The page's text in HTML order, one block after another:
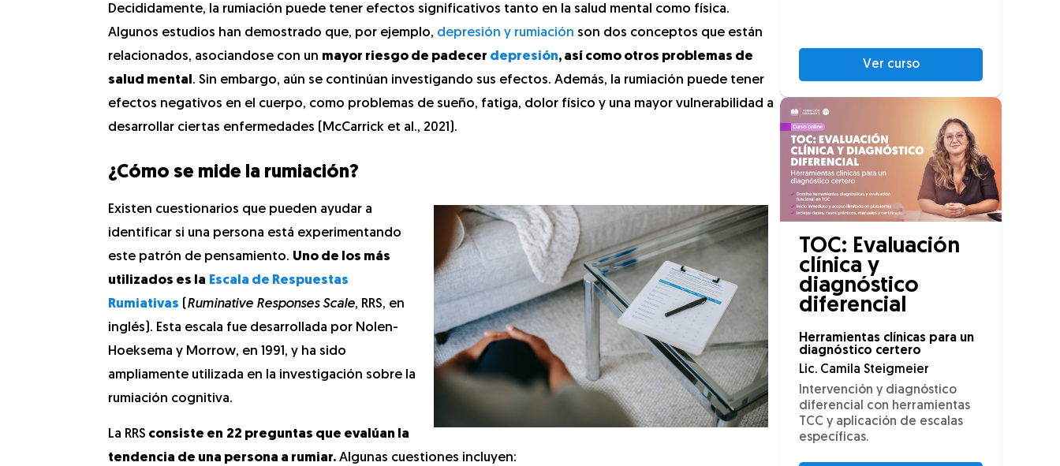
Decididamente, la rumiación puede tener efectos significativos tanto en la salud mental como física.
Algunos estudios han demostrado que, por ejemplo, depresión y rumiación son dos conceptos que están
relacionados, asociandose con un mayor riesgo de padecer depresión, así como otros problemas de
salud mental . Sin embargo, aún se continúan investigando sus efectos. Además, la rumiación puede tener
efectos negativos en el cuerpo, como problemas de sueño, fatiga, dolor físico y una mayor vulnerabilidad a
desarrollar ciertas enfermedades (McCarrick et al., 2021).
¿Cómo se mide la rumiación?
Existen cuestionarios que pueden ayudar a
identificar si una persona está experimentando
este patrón de pensamiento. Uno de los más
utilizados es la Escala de Respuestas
Rumiativas ( Ruminative Responses Scale, RRS, en
inglés). Esta escala fue desarrollada por Nolen-
Hoeksema y Morrow, en 1991, y ha sido
ampliamente utilizada en la investigación sobre la
rumiación cognitiva.
La RRS consiste en 22 preguntas que evalúan la
tendencia de una persona a rumiar. Algunas cuestiones incluyen:
Ver curso
TOC: Evaluación
clínica y
diagnóstico
diferencial
Herramientas clínicas para un
diagnóstico certero
Lic. Camila Steigmeier
Intervención y diagnóstico
diferencial con herramientas
TCC y aplicación de escalas
específicas.